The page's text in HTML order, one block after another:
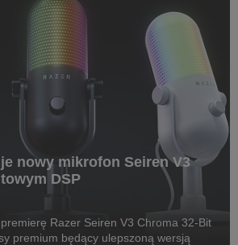
nowy mikrofon Seiren V3
DSP
Razer Seiren V3 Chroma 32-Bit
premium będący ulepszoną wersją